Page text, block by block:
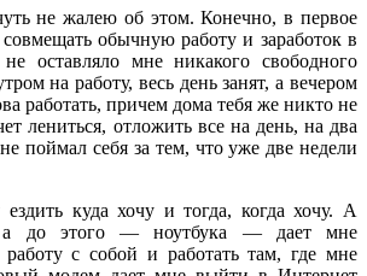
не жалею об этом. Конечно, в первое
обычную работу и заработок в
оставляло мне никакого свободного
на работу, весь день занят, а вечером
работать, причем дома тебя же никто не
лениться, отложить все на день, на два
поймал себя за тем, что уже две недели
куда хочу и тогда, когда хочу. А
а до этого — ноутбука — дает мне
работу с собой и работать там, где мне